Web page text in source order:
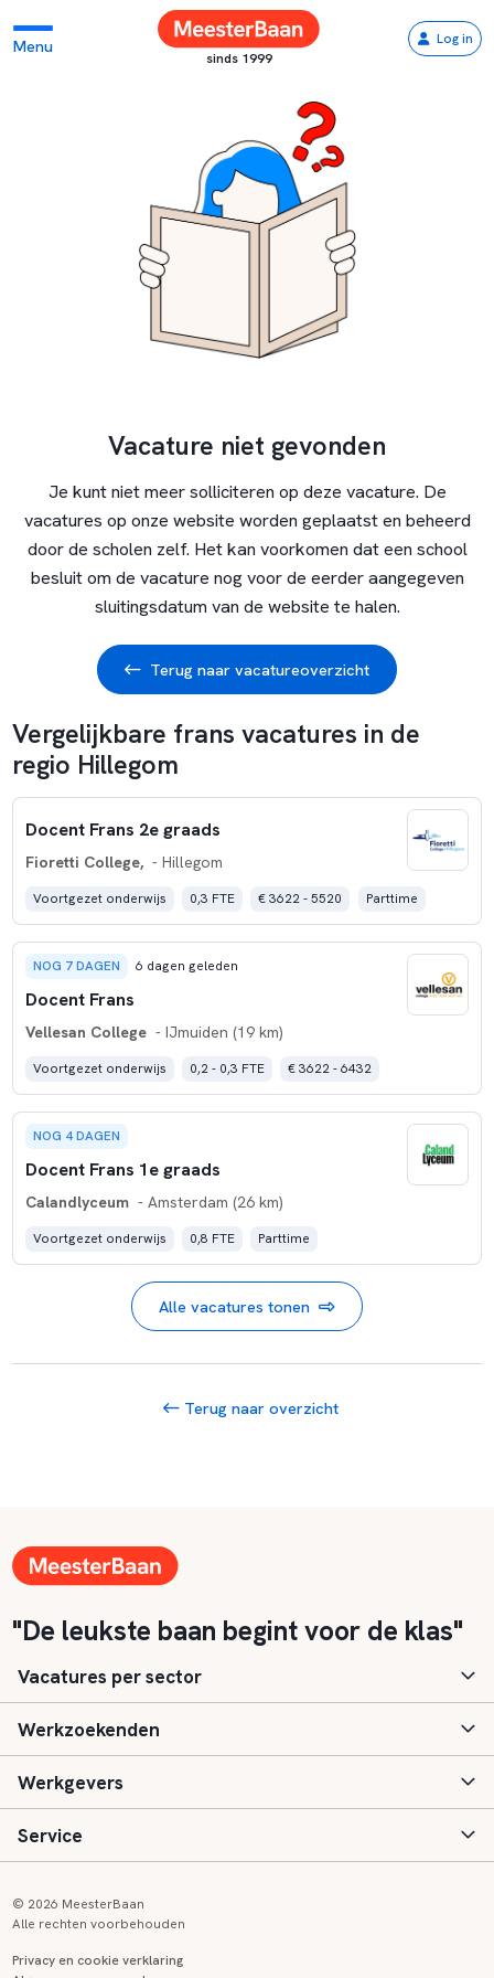
Menu
sinds 1999
Log in
Vacature niet gevonden
Je kunt niet meer solliciteren op deze vacature. De
vacatures op onze website worden geplaatst en beheerd
door de scholen zelf. Het kan voorkomen dat een school
besluit om de vacature nog voor de eerder aangegeven
sluitingsdatum van de website te halen.
Terug naar vacatureoverzicht
Vergelijkbare frans vacatures in de
regio Hillegom
Docent Frans 2e graads
Fioretti College, - Hillegom
Voortgezet onderwijs 0,3 FTE € 3622 - 5520 Parttime
NOG 7 DAGEN 6 dagen geleden
Docent Frans
Vellesan College - IJmuiden (19 km)
Voortgezet onderwijs 0,2 - 0,3 FTE € 3622 - 6432
NOG 4 DAGEN
Docent Frans 1e graads
Calandlyceum - Amsterdam (26 km)
Voortgezet onderwijs 0,8 FTE Parttime
Alle vacatures tonen
Terug naar overzicht
"De leukste baan begint voor de klas"
Vacatures per sector
Basisonderwijs
Speciaal (basis) onderwijs
Voortgezet onderwijs
Werkzoekenden
Aanmelden
Vacatures
Werkgevers
Inloggen
Service
© 2026 MeesterBaan
Alle rechten voorbehouden
Privacy en cookie verklaring